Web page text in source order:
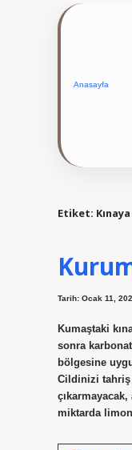
Anasayfa
Etiket:
Tarih: Ocak 11,
Kumaştaki
sonra karbonat
bölgesine
Cildinizi tahriş
miktarda